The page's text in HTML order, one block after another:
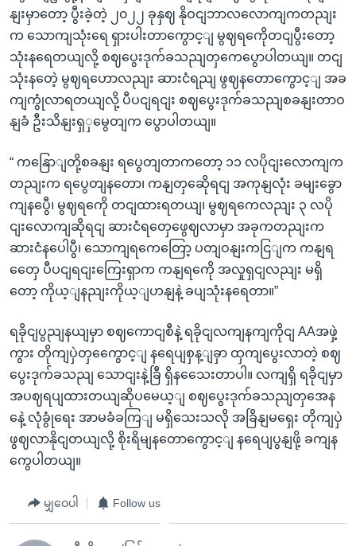
နျးမှာတော့ ပွီးခဲ့တဲ့ ၂၀၂၂ ခုနှဈ နိုဝငျဘာလလောကျကတညျး
က သောကျသုံးရေ ရှားပါးတာကွောင့ျ မွဈရကေိုတငျပွီးတော့
သုံးနရေတယျလို့ စဈပွေးဒုက်ခသညျတှကေပွောပါတယျ။ တငျ
သုံးနတေဲ့ မွဈရဟောလညျး ဆားငံရညျ ဖွဈနတောကွောင့ျ အခ
ကျကွုံလာရတယျလို့ ပီပငျရငျး စဈပွေးဒုက်ခသညျစခနျးတာဝ
နျခံ ဦးသိနျးရှှမွေတျက ပွောပါတယျ။
“ ကနြောျတို့စခနျး ရပွေတျတာကတော့ ၁၁ လပိုငျးလောကျက
တညျးက ရပွေတျနတော၊ ကနျတှဆေိုရငျ အကုနျလုံး ခမျးခွော
ကျနပွေီ၊ မွဈရကေို တငျထားရတယျ၊ မွဈရကေလညျး ၃ လပို
ငျးလောကျဆိုရငျ ဆားငံရတှေဖွေဈလာမှာ အခုကတညျးက
ဆားငံနပေါပွီ၊ သောကျရကေတြော့ ပတျဝနျးကငြျက ကနျရ
တှေေ ပီပငျရငျးကြေးရှာက ကနျရကေို အလှုရှငျလညျး မရှိ
တော့ ကိုယ့ျနညျးကိုယ့ျဟနျနဲ့ ခပျသုံးနရေတာ။”
ရခိုငျပွညျနယျမှာ စဈကောငျစီနဲ့ ရခိုငျလကျနကျကိုငျ AAအဖှဲ့
ကွား တိုကျပှဲတှကွေောင့ျ နရေပျစှန့ျခှာ ထှကျပွေးလာတဲ့ စဈ
ပွေးဒုက်ခသညျ သောငျးနဲ့ခြီ ရှိနသေေးတာပါ။ လကျရှိ ရခိုငျမှာ
အပဈရပျထားတယျဆိုပမေယ့ျ စဈပွေးဒုက်ခသညျတှအေန
နေဲ့ လုံခွုံရေး အာမခံခကြျ မရှိသေးသလို အခြိနျမရှေး တိုကျပှဲ
ဖွဈလာနိုငျတယျလို့ စိုးရိမျနတောကွောင့ျ နရေပျပွနျဖို့ ခကျန
ကွေပါတယျ။
မျှဝေပါ Follow us